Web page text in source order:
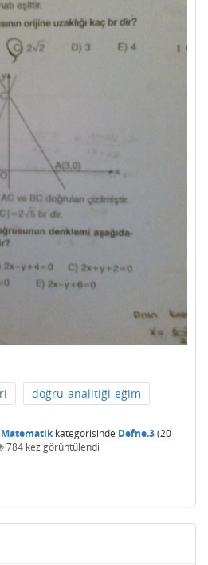
doğru-analitiği-eğim
kategorisinde Defne.3(20
784 kez görüntülendi